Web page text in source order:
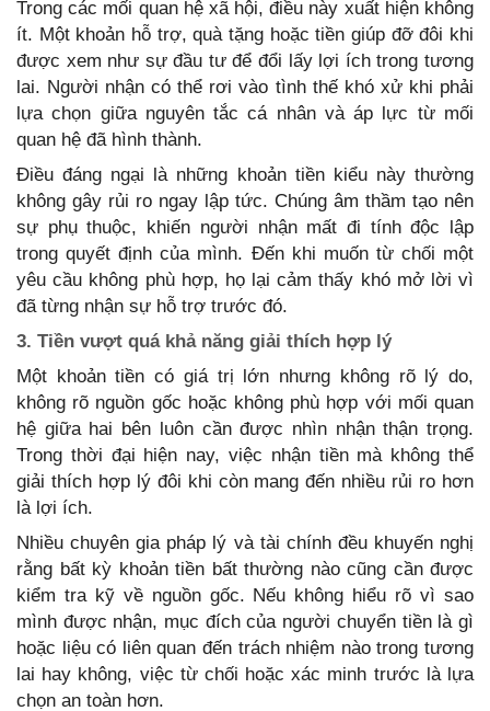
Trong các mối quan hệ xã hội, điều này xuất hiện không
ít. Một khoản hỗ trợ, quà tặng hoặc tiền giúp đỡ đôi khi
được xem như sự đầu tư để đổi lấy lợi ích trong tương
lai. Người nhận có thể rơi vào tình thế khó xử khi phải
lựa chọn giữa nguyên tắc cá nhân và áp lực từ mối
quan hệ đã hình thành.
Điều đáng ngại là những khoản tiền kiểu này thường
không gây rủi ro ngay lập tức. Chúng âm thầm tạo nên
sự phụ thuộc, khiến người nhận mất đi tính độc lập
trong quyết định của mình. Đến khi muốn từ chối một
yêu cầu không phù hợp, họ lại cảm thấy khó mở lời vì
đã từng nhận sự hỗ trợ trước đó.
3. Tiền vượt quá khả năng giải thích hợp lý
Một khoản tiền có giá trị lớn nhưng không rõ lý do,
không rõ nguồn gốc hoặc không phù hợp với mối quan
hệ giữa hai bên luôn cần được nhìn nhận thận trọng.
Trong thời đại hiện nay, việc nhận tiền mà không thể
giải thích hợp lý đôi khi còn mang đến nhiều rủi ro hơn
là lợi ích.
Nhiều chuyên gia pháp lý và tài chính đều khuyến nghị
rằng bất kỳ khoản tiền bất thường nào cũng cần được
kiểm tra kỹ về nguồn gốc. Nếu không hiểu rõ vì sao
mình được nhận, mục đích của người chuyển tiền là gì
hoặc liệu có liên quan đến trách nhiệm nào trong tương
lai hay không, việc từ chối hoặc xác minh trước là lựa
chọn an toàn hơn.